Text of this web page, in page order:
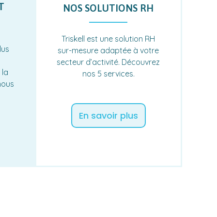
la
NOS SOLUTIONS RH
Triskell est une solution RH
sur-mesure adaptée à votre
secteur d’activité. Découvrez
nos 5 services.
En savoir plus